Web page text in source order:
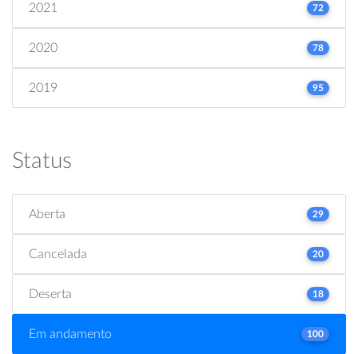
2021 72
2020 78
2019 95
Status
Aberta 29
Cancelada 20
Deserta 18
Em andamento 100